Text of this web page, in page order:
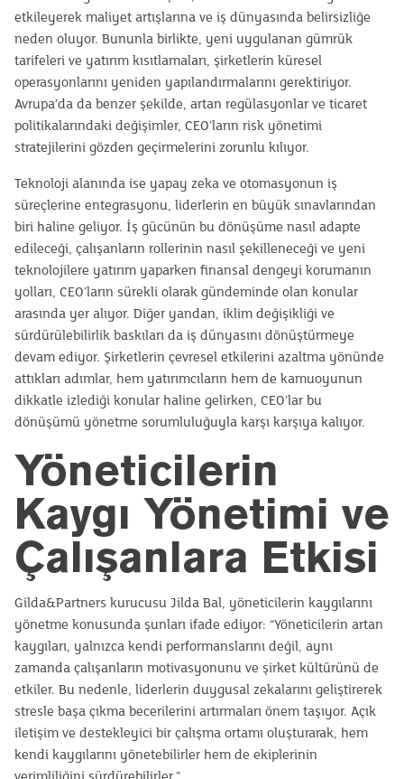
etkileyerek maliyet artışlarına ve iş dünyasında belirsizliğe
neden oluyor. Bununla birlikte, yeni uygulanan gümrük
tarifeleri ve yatırım kısıtlamaları, şirketlerin küresel
operasyonlarını yeniden yapılandırmalarını gerektiriyor.
Avrupa’da da benzer şekilde, artan regülasyonlar ve ticaret
politikalarındaki değişimler, CEO’ların risk yönetimi
stratejilerini gözden geçirmelerini zorunlu kılıyor.
Teknoloji alanında ise yapay zeka ve otomasyonun iş
süreçlerine entegrasyonu, liderlerin en büyük sınavlarından
biri haline geliyor. İş gücünün bu dönüşüme nasıl adapte
edileceği, çalışanların rollerinin nasıl şekilleneceği ve yeni
teknolojilere yatırım yaparken finansal dengeyi korumanın
yolları, CEO’ların sürekli olarak gündeminde olan konular
arasında yer alıyor. Diğer yandan, iklim değişikliği ve
sürdürülebilirlik baskıları da iş dünyasını dönüştürmeye
devam ediyor. Şirketlerin çevresel etkilerini azaltma yönünde
attıkları adımlar, hem yatırımcıların hem de kamuoyunun
dikkatle izlediği konular haline gelirken, CEO’lar bu
dönüşümü yönetme sorumluluğuyla karşı karşıya kalıyor.
Yöneticilerin
Kaygı Yönetimi ve
Çalışanlara Etkisi
Gilda&Partners kurucusu Jilda Bal, yöneticilerin kaygılarını
yönetme konusunda şunları ifade ediyor: “Yöneticilerin artan
kaygıları, yalnızca kendi performanslarını değil, aynı
zamanda çalışanların motivasyonunu ve şirket kültürünü de
etkiler. Bu nedenle, liderlerin duygusal zekalarını geliştirerek
stresle başa çıkma becerilerini artırmaları önem taşıyor. Açık
iletişim ve destekleyici bir çalışma ortamı oluşturarak, hem
kendi kaygılarını yönetebilirler hem de ekiplerinin